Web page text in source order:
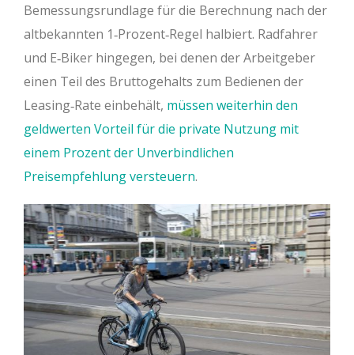
Bemessungsrundlage für die Berechnung nach der
altbekannten 1‐Prozent‐Regel halbiert. Radfahrer
und E‐Biker hingegen, bei denen der Arbeitgeber
einen Teil des Bruttogehalts zum Bedienen der
Leasing‐Rate einbehält, müssen weiterhin den
geldwerten Vorteil für die private Nutzung mit
einem Prozent der Unverbindlichen
Preisempfehlung versteuern.